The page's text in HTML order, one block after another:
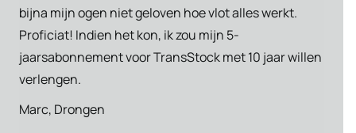
bijna mijn ogen niet geloven hoe vlot alles werkt.
Proficiat! Indien het kon, ik zou mijn 5-
jaarsabonnement voor TransStock met 10 jaar willen
verlengen.
Marc, Drongen